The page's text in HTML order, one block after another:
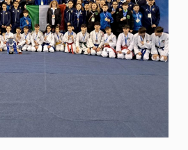
Didattica
Federali
Karate
disciplina
e Risultati
Albi Federali
marziali
Aikido